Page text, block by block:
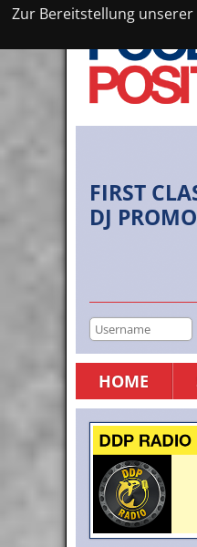
Zur Bereitstellung
FIRST
DJ
HOME